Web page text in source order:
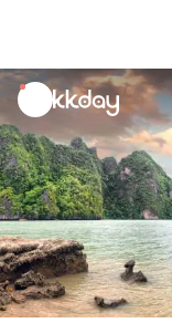
unread
notifications